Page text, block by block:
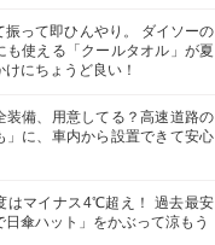
振って即ひんやり。 ダイソーの
も使える「クールタオル」が夏
けにちょうど良い！
装備、用意してる？高速道路の
」に、車内から設置できて安心
はマイナス4℃超え！ 過去最安
日傘ハット」をかぶって涼もう